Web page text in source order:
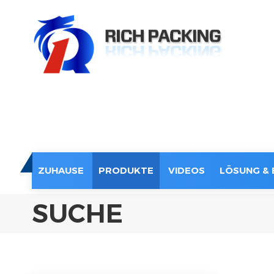
ZUHAUSE PRODUKTE VIDEOS LÖSUNG &
SUCHE